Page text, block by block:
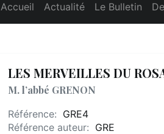
Accueil Actualité Le Bulletin
LES MERVEILLES DU
M. l’abbé GRENON
Référence: GRE4
Référence auteur: GRE